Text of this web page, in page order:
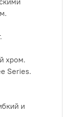
хром.
Series.
и